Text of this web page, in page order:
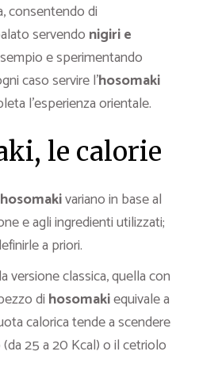
consentendo di
servendo nigiri e
e sperimentando
caso servire l’hosomaki
l’esperienza orientale.
le calorie
hosomakivariano in base al
e agli ingredienti utilizzati;
a priori.
versione classica, quella con
di hosomakiequivale a
calorica tende a scendere
25 a 20 Kcal) o il cetriolo